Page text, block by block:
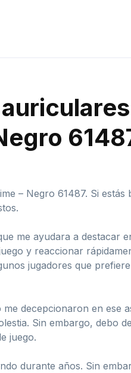
– Negro 61487. Si estás
me ayudara a destacar
y reaccionar
jugadores que
decepcionaron en ese
Sin embargo, debo
juego.
durante años. Sin